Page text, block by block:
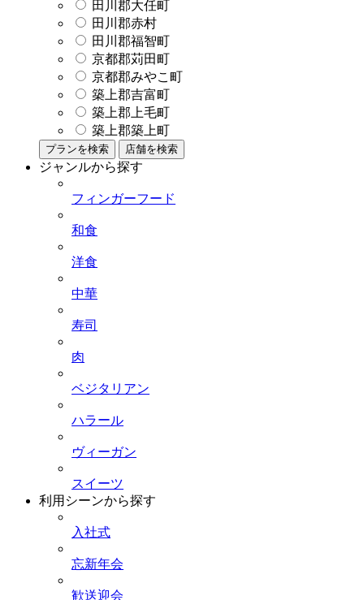
田川郡大任町
田川郡赤村
田川郡福智町
京都郡苅田町
京都郡みやこ町
築上郡吉富町
築上郡上毛町
築上郡築上町
プランを検索 店舗を検索
ジャンルから探す
フィンガーフード
和食
洋食
中華
寿司
肉
ベジタリアン
ハラール
ヴィーガン
スイーツ
利用シーンから探す
入社式
忘新年会
歓送迎会